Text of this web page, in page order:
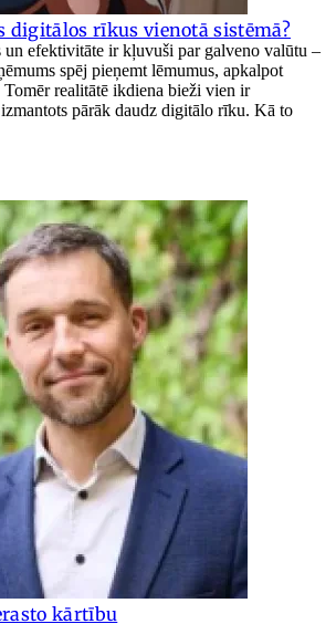
digitālos rīkus vienotā sistēmā?
un efektivitāte ir kļuvuši par galveno valūtu –
spēj pieņemt lēmumus, apkalpot
realitātē ikdiena bieži vien ir
pārāk daudz digitālo rīku. Kā to
kārtību